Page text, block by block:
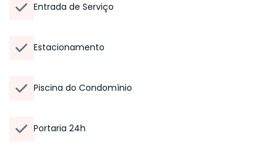
Entrada de Serviço
Estacionamento
Piscina do Condomínio
Portaria 24h